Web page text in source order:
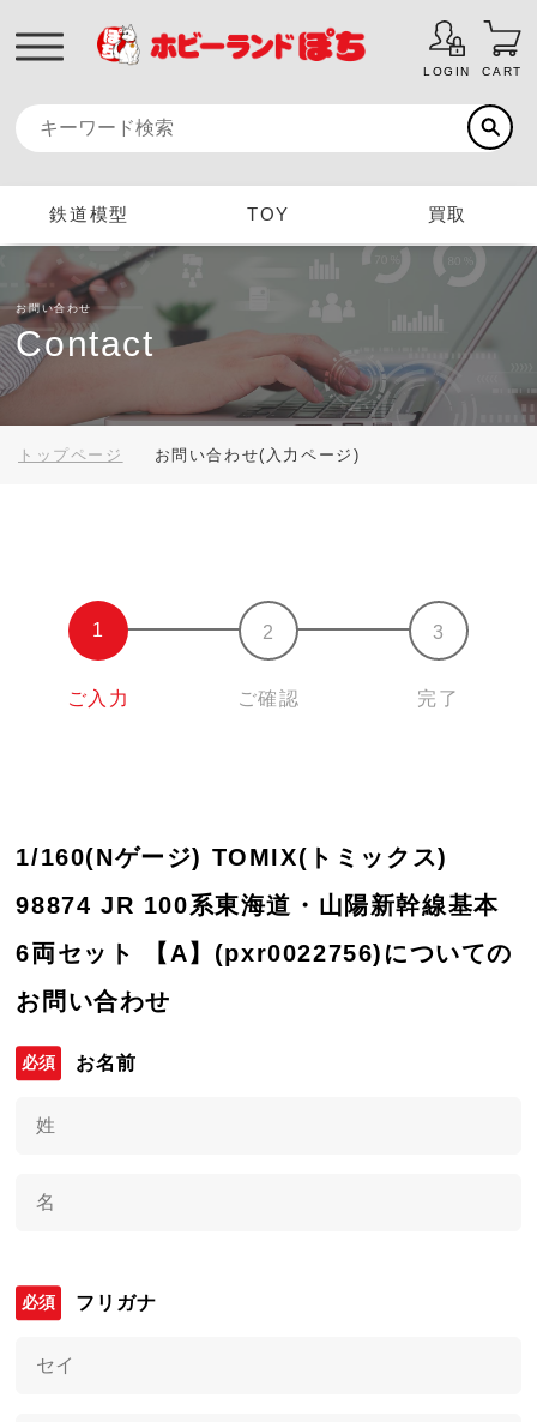
LOGIN CART
鉄道模型 TOY 買取
お問い合わせ
Contact
トップページ お問い合わせ(入力ページ)
ご入力 ご確認 完了
1/160(Nゲージ) TOMIX(トミックス)
98874 JR 100系東海道・山陽新幹線基本
6両セット 【A】(pxr0022756)についての
お問い合わせ
お名前
フリガナ